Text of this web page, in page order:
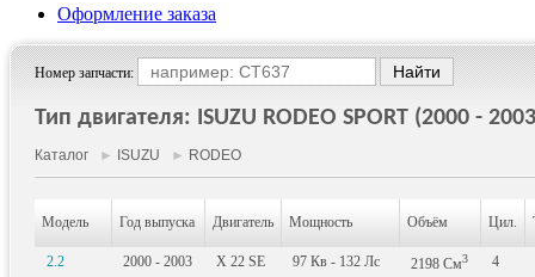
Оформление заказа
Номер запчасти:
Тип двигателя: ISUZU RODEO SPORT (2000 -
Каталог ► ISUZU ► RODEO
Модель Год выпуска Двигатель Мощность Объём Цил.
2.2 2000 - 2003 X 22 SE 97 Кв - 132 Лс 2198 См3
4